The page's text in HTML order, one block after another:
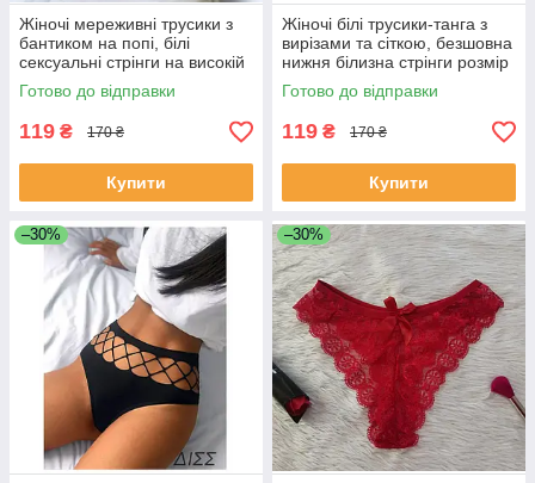
Жіночі мереживні трусики з
бантиком на попі, білі
сексуальні стрінги на високій
посадці L
Готово до відправки
119 ₴ 170 ₴
Купити
Жіночі білі трусики-танга з
вирізами та сіткою, безшовна
нижня білизна стрінги розмір
S
Готово до відправки
119 ₴ 170 ₴
Купити
–30% –30%